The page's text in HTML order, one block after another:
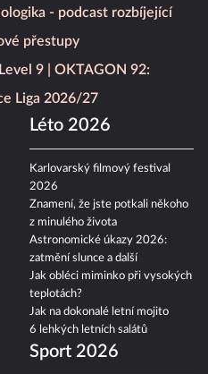
- podcast rozbíjející
přestupy
9
OKTAGON 92:
Liga 2026/27
Léto 2026
Karlovarský filmový festival
2026
Znamení, že jste potkali někoho
z minulého života
Astronomické úkazy 2026:
zatmění slunce a další
Jak obléci miminko při vysokých
teplotách?
Jak na dokonalé letní mojito
6 lehkých letních salátů
Sport 2026